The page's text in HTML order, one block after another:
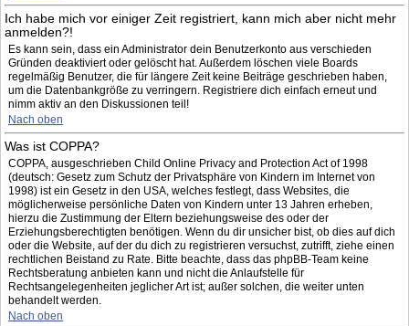
Ich habe mich vor einiger Zeit registriert, kann mich aber nicht mehr
anmelden?!
Es kann sein, dass ein Administrator dein Benutzerkonto aus verschieden
Gründen deaktiviert oder gelöscht hat. Außerdem löschen viele Boards
regelmäßig Benutzer, die für längere Zeit keine Beiträge geschrieben haben,
um die Datenbankgröße zu verringern. Registriere dich einfach erneut und
nimm aktiv an den Diskussionen teil!
Nach oben
Was ist COPPA?
COPPA, ausgeschrieben Child Online Privacy and Protection Act of 1998
(deutsch: Gesetz zum Schutz der Privatsphäre von Kindern im Internet von
1998) ist ein Gesetz in den USA, welches festlegt, dass Websites, die
möglicherweise persönliche Daten von Kindern unter 13 Jahren erheben,
hierzu die Zustimmung der Eltern beziehungsweise des oder der
Erziehungsberechtigten benötigen. Wenn du dir unsicher bist, ob dies auf dich
oder die Website, auf der du dich zu registrieren versuchst, zutrifft, ziehe einen
rechtlichen Beistand zu Rate. Bitte beachte, dass das phpBB-Team keine
Rechtsberatung anbieten kann und nicht die Anlaufstelle für
Rechtsangelegenheiten jeglicher Art ist; außer solchen, die weiter unten
behandelt werden.
Nach oben